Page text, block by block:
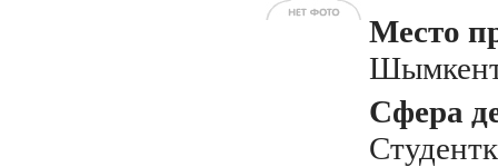
Место
Сфера